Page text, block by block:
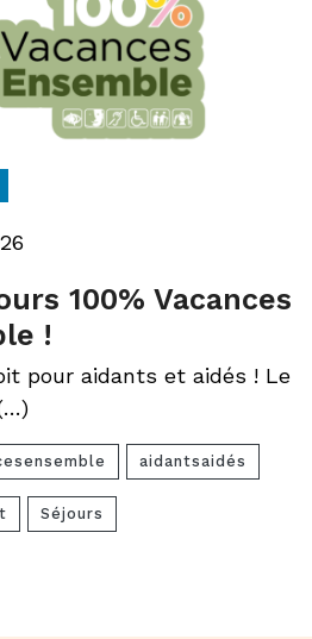
100% Vacances
!
pour aidants et aidés ! Le
aidantsaidés
Séjours